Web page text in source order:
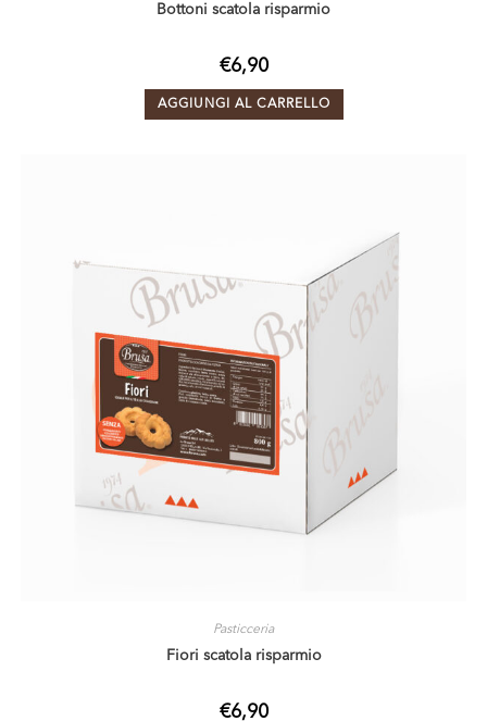
Bottoni scatola risparmio
€6,90
AGGIUNGI AL CARRELLO
Pasticceria
Fiori scatola risparmio
€6,90